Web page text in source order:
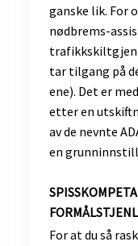
ganske lik. For
nødbrems-
tar tilgang på
ene). Det er
etter en
av de nevnte
en
For at du så